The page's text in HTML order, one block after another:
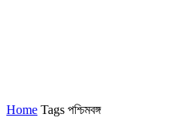
Home Tags পশ্চিমবঙ্গ